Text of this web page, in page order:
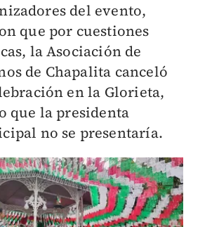
del evento,
que por cuestiones
la Asociación de
de Chapalita canceló
en la Glorieta,
que la presidenta
no se presentaría.